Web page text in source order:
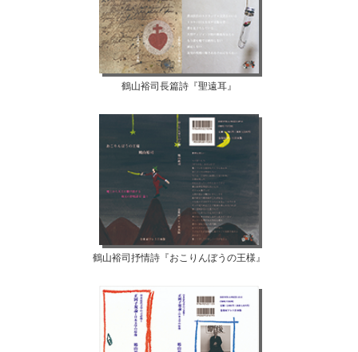
鶴山裕司長篇詩『聖遠耳』
鶴山裕司抒情詩『おこりんぼうの王様』